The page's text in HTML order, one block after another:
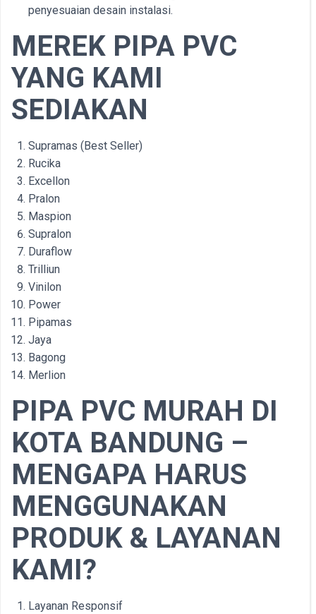
penyesuaian desain instalasi.
MEREK PIPA PVC
YANG KAMI
SEDIAKAN
Supramas (Best Seller)
Rucika
Excellon
Pralon
Maspion
Supralon
Duraflow
Trilliun
Vinilon
Power
Pipamas
Jaya
Bagong
Merlion
PIPA PVC MURAH DI
KOTA BANDUNG –
MENGAPA HARUS
MENGGUNAKAN
PRODUK & LAYANAN
KAMI?
Layanan Responsif